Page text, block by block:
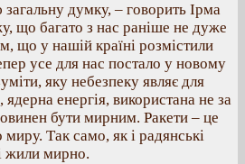
думку, – говорить Ірма
що багато з нас раніше не дуже
що у нашій країні розмістили
усе для нас постало у новому
яку небезпеку являє для
енергія, використана не за
бути мирним. Ракети – це
Так само, як і радянські
жили мирно.